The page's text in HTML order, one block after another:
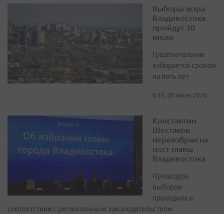
Выборы мэра
Владивостока
пройдут 30
июля
Градоначальник
избирается сроком
на пять лет
8:45, 30 июля 2026
Константин
Шестаков
переизбран на
пост главы
Владивостока
Процедура
выборов
проходила в
соответствии с региональным законодательством